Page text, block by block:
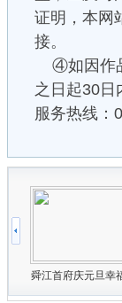
证明，本网
接。
④如因作
之日起30日
服务热线：